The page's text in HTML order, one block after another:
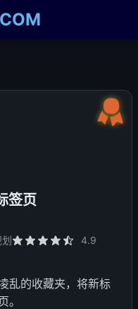
签页
4.9
乱的收藏夹，将新标
。